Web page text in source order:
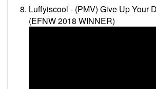
Luffyiscool - (PMV) Give Up Your
(EFNW 2018 WINNER)